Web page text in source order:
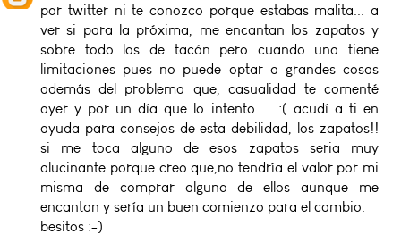
por twitter ni te conozco porque estabas malita... a
ver si para la próxima, me encantan los zapatos y
sobre todo los de tacón pero cuando una tiene
limitaciones pues no puede optar a grandes cosas
además del problema que, casualidad te comenté
ayer y por un día que lo intento ... :( acudí a ti en
ayuda para consejos de esta debilidad, los zapatos!!
si me toca alguno de esos zapatos seria muy
alucinante porque creo que,no tendría el valor por mi
misma de comprar alguno de ellos aunque me
encantan y sería un buen comienzo para el cambio.
besitos :-)